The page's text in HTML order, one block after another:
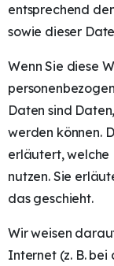
entsprechend
sowie dieser
Wenn Sie diese
Daten sind
werden können.
erläutert, welche
nutzen. Sie
das geschieht.
Wir weisen
Internet (z. B.